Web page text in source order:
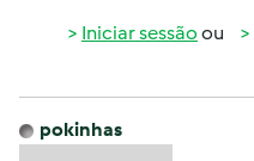
Iniciar sessão ou
pokinhas